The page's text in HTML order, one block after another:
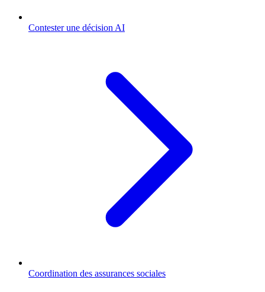
Contester une décision AI
Coordination des assurances sociales